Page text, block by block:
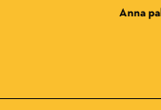
Anna